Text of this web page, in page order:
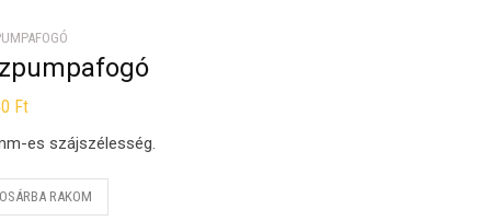
Ft
es szájszélesség.
RAKOM